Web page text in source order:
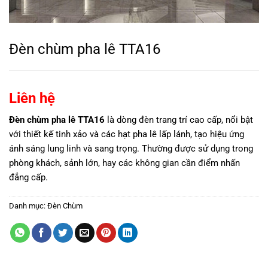
Đèn chùm pha lê TTA16
Liên hệ
Đèn chùm pha lê TTA16 là dòng đèn trang trí cao cấp, nổi bật
với thiết kế tinh xảo và các hạt pha lê lấp lánh, tạo hiệu ứng
ánh sáng lung linh và sang trọng. Thường được sử dụng trong
phòng khách, sảnh lớn, hay các không gian cần điểm nhấn
đẳng cấp.
Danh mục: Đèn Chùm